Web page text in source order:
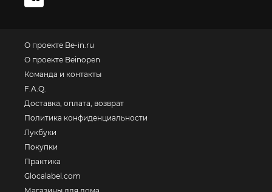
О проекте Be-in.ru
О проекте Beinopen
Команда и контакты
F.A.Q.
Доставка, оплата, возврат
Политика конфиденциальности
Лукбуки
Покупки
Практика
Glocalabel.com